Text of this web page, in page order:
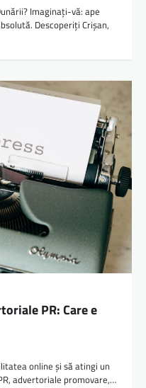
Imaginați-vă: ape
Descoperiți Crișan,
PR: Care e
online și să atingi un
advertoriale promovare,…